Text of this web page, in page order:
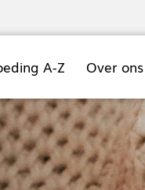
A-Z Over ons